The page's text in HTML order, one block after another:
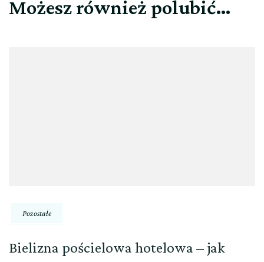
Możesz również polubić…
Pozostałe
Bielizna pościelowa hotelowa – jak